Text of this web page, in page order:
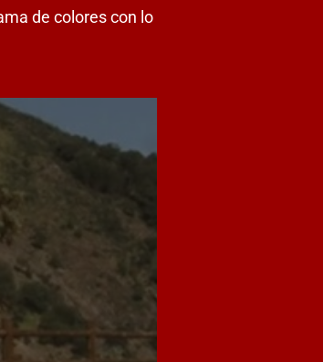
de colores con lo